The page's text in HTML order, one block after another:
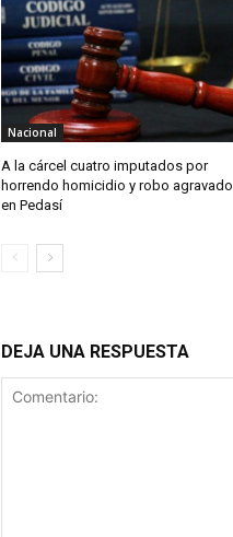
Nacional
A la cárcel cuatro imputados por
horrendo homicidio y robo agravado
en Pedasí
DEJA UNA RESPUESTA